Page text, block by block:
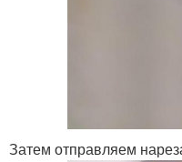
Затем отправляем